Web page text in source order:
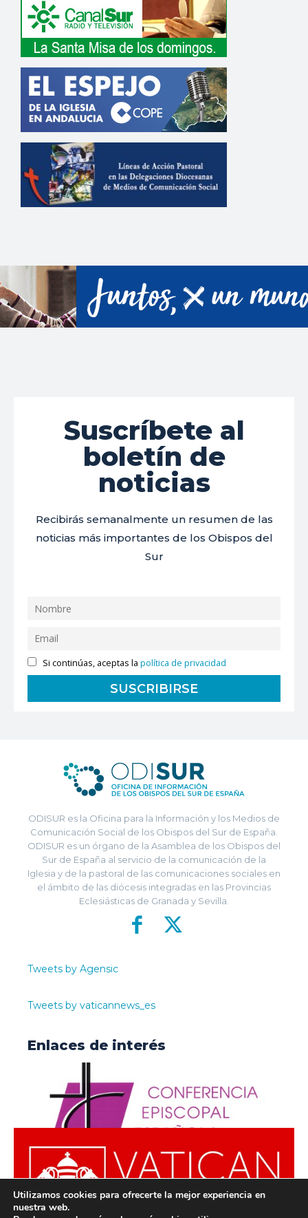
Suscríbete al
boletín de
noticias
Recibirás semanalmente un resumen de las
noticias más importantes de los Obispos del
Sur
Si continúas, aceptas lapolítica de privacidad
ODISUR es la Oficina para la Información y los Medios de
Comunicación Social de los Obispos del Sur de España.
ODISUR es un órgano de la Asamblea de los Obispos del
Sur de España al servicio de la comunicación de la
Iglesia y de la pastoral de las comunicaciones sociales en
el ámbito de las diócesis integradas en las Provincias
Eclesiásticas de Granada y Sevilla.
Tweets by Agensic
Tweets by vaticannews_es
Enlaces de interés
Utilizamos cookies para ofrecerte la mejor experiencia en
nuestra web.